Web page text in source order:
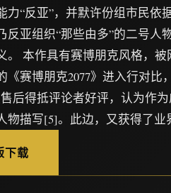
力“反亚”，并默许份组市民依
反亚组织“那些由多”的二号人
。 本作具有赛博朋克风格，
《赛博朋克2077》进入行对比
后得抵评论者好评，认为作
物描写[5]。此边，又获得了业
下载